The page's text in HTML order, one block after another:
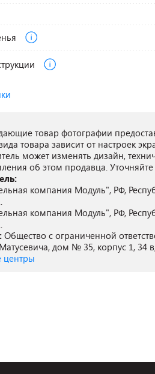
товар фотографии
товара зависит от настроек
может изменять дизайн,
об этом продавца.
компания Модуль", РФ,
компания Модуль", РФ,
Общество с ограниченной
дом № 35, корпус 1, 34
центры